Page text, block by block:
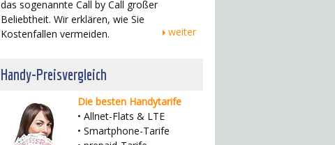
das sogenannte Call by Call großer
Beliebtheit. Wir erklären, wie Sie
Kostenfallen vermeiden.
weiter
Handy-Preisvergleich
Die besten Handytarife
• Allnet-Flats & LTE
• Smartphone-Tarife